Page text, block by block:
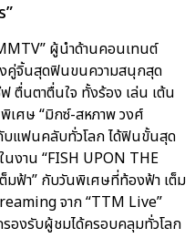
ผู้นำด้านคอนเทนต์
คู่จิ้นสุดฟินขนความสนุกสุด
ตื่นตาตื่นใจ ทั้งร้อง เล่น เต้น
ศษ “มิกซ์-สหภาพ วงศ์
บแฟนคลับทั่วโลก ได้ฟินขั้นสุด
นงาน “FISH UPON THE
มฟ้า” กับวันพิเศษที่ท้องฟ้า เต็ม
จาก “TTM Live”
องรับผู้ชมได้ครอบคลุมทั่วโลก